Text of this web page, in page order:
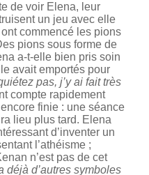
de voir Elena, leur
un jeu avec elle
commencé les pions
pions sous forme de
a-t-elle bien pris soin
avait emportés pour
pas, j’y ai fait très
compte rapidement
finie : une séance
lieu plus tard. Elena
d’inventer un
l’athéisme ;
n’est pas de cet
déjà d’autres symboles